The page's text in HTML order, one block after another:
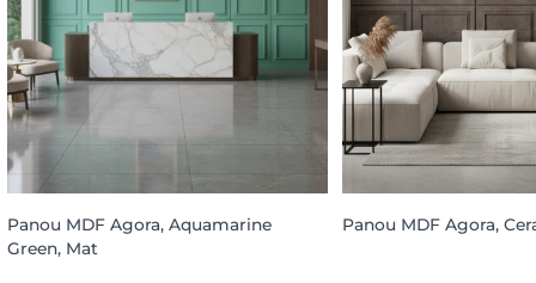
Panou MDF Agora, Aquamarine
Green, Mat
Panou MDF Agora,